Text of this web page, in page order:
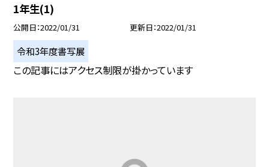
1年生(1)
公開日 2022/01/31 更新日 2022/01/31
令和3年度書写展
この記事にはアクセス制限が掛かっています